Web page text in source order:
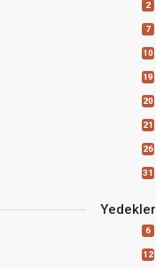
2
7
10
19
20
21
26
31
Yedekler
6
12